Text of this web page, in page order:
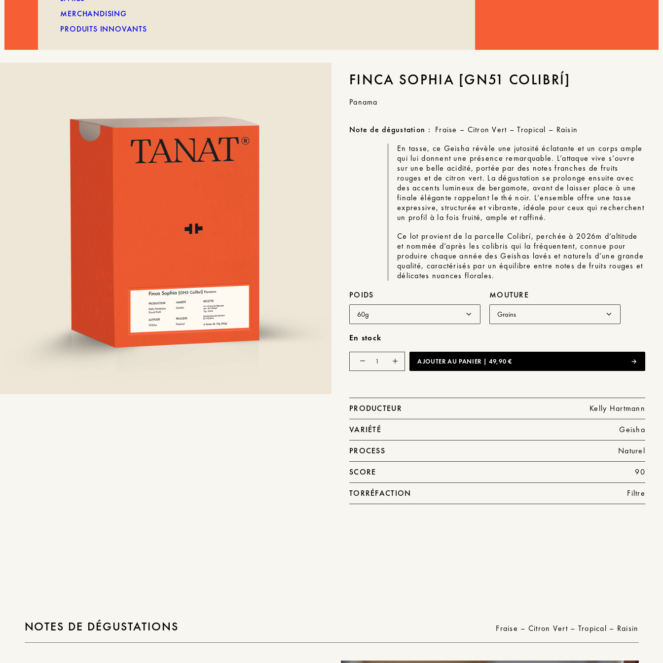
MERCHANDISING
PRODUITS INNOVANTS
FINCA SOPHIA [GN51 COLIBRÍ]
Panama
Note de dégustation : Fraise – Citron Vert – Tropical – Raisin
En tasse, ce Geisha révèle une jutosité éclatante et un corps ample
qui lui donnent une présence remarquable. L’attaque vive s’ouvre
sur une belle acidité, portée par des notes franches de fruits
rouges et de citron vert. La dégustation se prolonge ensuite avec
des accents lumineux de bergamote, avant de laisser place à une
finale élégante rappelant le thé noir. L’ensemble offre une tasse
expressive, structurée et vibrante, idéale pour ceux qui recherchent
un profil à la fois fruité, ample et raffiné.
Ce lot provient de la parcelle Colibrí, perchée à 2026m d’altitude
et nommée d’après les colibris qui la fréquentent, connue pour
produire chaque année des Geishas lavés et naturels d’une grande
qualité, caractérisés par un équilibre entre notes de fruits rouges et
délicates nuances florales.
POIDS
MOUTURE
En stock
[GN51
Colibrí]
AJOUTER AU PANIER | 49,90 €
PRODUCTEUR Kelly Hartmann
VARIÉTÉ Geisha
PROCESS Naturel
SCORE 90
TORRÉFACTION Filtre
NOTES DE DÉGUSTATIONS Fraise – Citron Vert – Tropical – Raisin